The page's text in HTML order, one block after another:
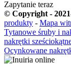
Zapytanie teraz
© Copyright -
produkty - Mapa
Tytanowe śruby i
nakrętki
Ocynkowane